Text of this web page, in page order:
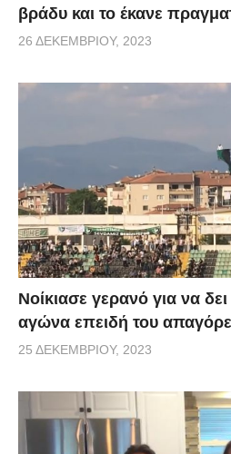
βράδυ και το έκανε
26 ΔΕΚΕΜΒΡΊΟΥ, 2023
Νοίκιασε γερανό για να
αγώνα επειδή του
25 ΔΕΚΕΜΒΡΊΟΥ, 2023